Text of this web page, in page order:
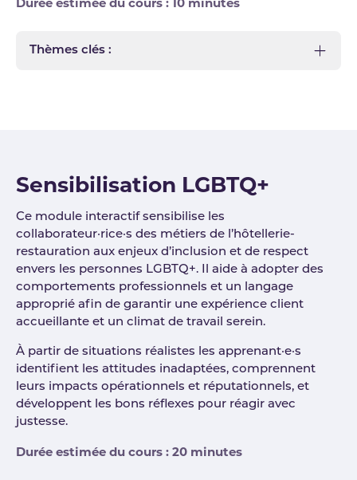
Thèmes clés :
Sensibilisation LGBTQ+
Ce module interactif sensibilise les
collaborateur·rice·s des métiers de l’hôtellerie-
restauration aux enjeux d’inclusion et de respect
envers les personnes LGBTQ+. Il aide à adopter des
comportements professionnels et un langage
approprié afin de garantir une expérience client
accueillante et un climat de travail serein.
À partir de situations réalistes les apprenant·e·s
identifient les attitudes inadaptées, comprennent
leurs impacts opérationnels et réputationnels, et
développent les bons réflexes pour réagir avec
justesse.
Durée estimée du cours : 20 minutes